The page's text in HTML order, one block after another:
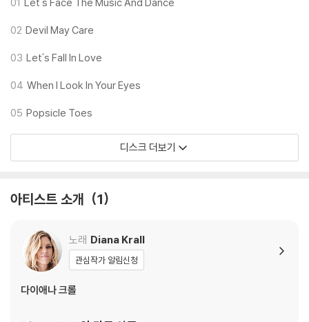
02 Devil May Care
03 Let's Fall In Love
04 When I Look In Your Eyes
05 Popsicle Toes
디스크 더보기
아티스트 소개 1
노래 Diana Krall
관심작가 알림신청
다이애나 크롤